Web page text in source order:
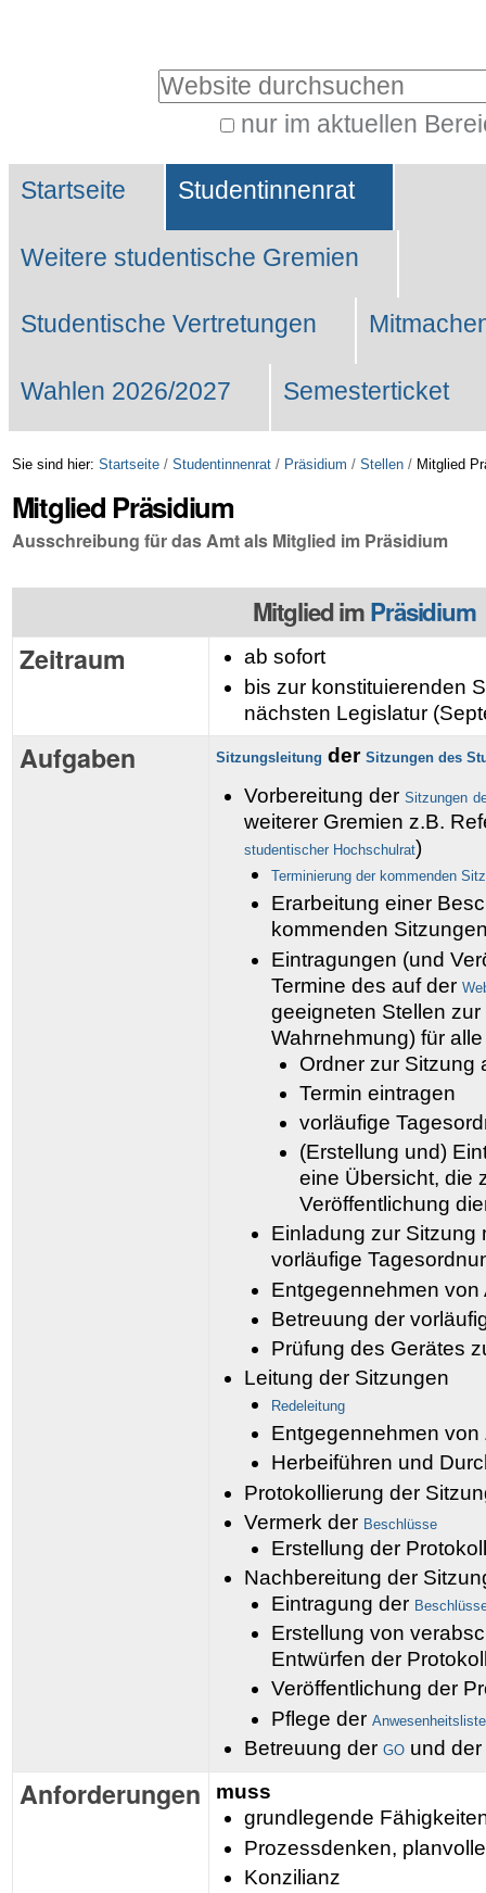
Website durchsuchen
nur im aktuellen
Suche…
Sektionen
Startseite Studentinnenrat
Weitere studentische Gremien
Studentische Vertretungen
Wahlen 2026/2027 Semesterticket
Sie sind hier: Startseite / Studentinnenrat / Präsidium / Stellen / Mitglied
Mitglied Präsidium
Ausschreibung für das Amt als Mitglied im Präsidium
Mitglied imPräsidium
Zeitraum
ab sofort
bis zur konstituierenden
nächsten Legislatur
Aufgaben Sitzungsleitung derSitzungen des
Vorbereitung der Sitzungen
weiterer Gremien z.B.
studentischer Hochschulrat)
Terminierung der kommenden
Erarbeitung einer
kommenden
Eintragungen (und
Termine des auf der
geeigneten Stellen
Wahrnehmung) für
Ordner zur Sitzung
Termin eintragen
vorläufige
(Erstellung und)
eine Übersicht, die
Veröffentlichung
Einladung zur Sitzung
vorläufige
Entgegennehmen von
Betreuung der
Prüfung des Gerätes
Leitung der Sitzungen
Redeleitung
Entgegennehmen von
Herbeiführen und
Protokollierung der
Vermerk der Beschlüsse
Erstellung der
Nachbereitung der
Eintragung der
Erstellung von
Entwürfen der
Veröffentlichung der
Pflege derAnwesenheitsliste
Betreuung der GOund der
Anforderungen
muss
grundlegende
Prozessdenken,
Konzilianz